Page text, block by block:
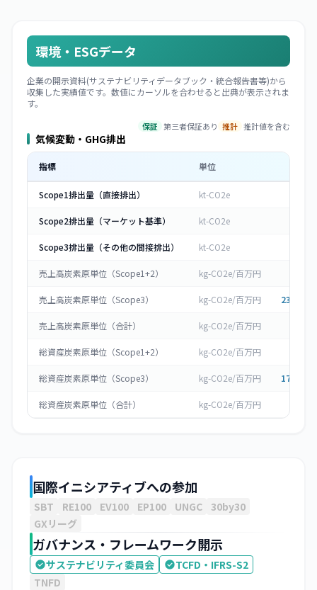
環境・ESGデータ
企業の開示資料(サステナビリティデータブック・統合報告書等)から
収集した実績値です。数値にカーソルを合わせると出典が表示されま
す。
保証 第三者保証あり 推計 推計値を含む
気候変動・GHG排出
指標 単位
Scope1排出量（直接排出） kt-CO2e
Scope2排出量（マーケット基準） kt-CO2e
Scope3排出量（その他の間接排出） kt-CO2e
売上高炭素原単位（Scope1+2） kg-CO2e/百万円
売上高炭素原単位（Scope3） kg-CO2e/百万円
売上高炭素原単位（合計） kg-CO2e/百万円
総資産炭素原単位（Scope1+2） kg-CO2e/百万円
総資産炭素原単位（Scope3） kg-CO2e/百万円
総資産炭素原単位（合計） kg-CO2e/百万円
国際イニシアティブへの参加
SBT RE100 EV100 EP100 UNGC 30by30
GXリーグ
ガバナンス・フレームワーク開示
サステナビリティ委員会
TCFD・IFRS-S2
TNFD